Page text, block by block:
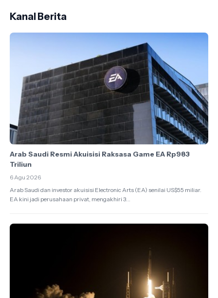
Kanal Berita
Arab Saudi Resmi Akuisisi Raksasa Game EA Rp983
Triliun
6 Agu 2026
Arab Saudi dan investor akuisisi Electronic Arts (EA) senilai US$55 miliar.
EA kini jadi perusahaan privat, mengakhiri 3...